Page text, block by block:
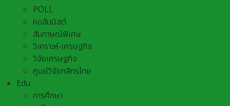
POLL
คอลัมนิสต์
สัมภาษณ์พิเศษ
วิเคราะห์-เศรษฐกิจ
วิจัยเศรษฐกิจ
ศูนย์วิจัยกสิกรไทย
Edu
การศึกษา